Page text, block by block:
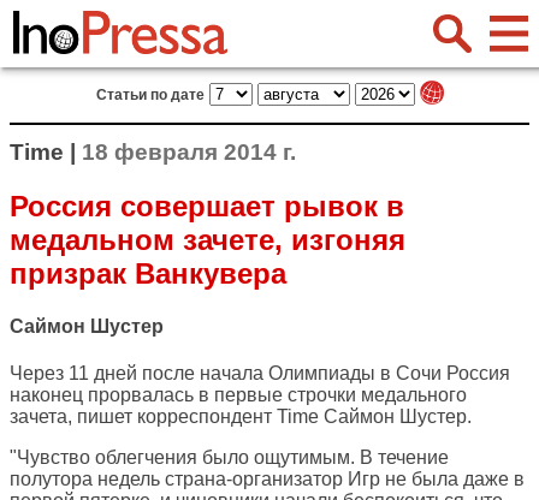
Статьи по дате
Time | 18 февраля 2014 г.
Россия совершает рывок в
медальном зачете, изгоняя
призрак Ванкувера
Саймон Шустер
Через 11 дней после начала Олимпиады в Сочи Россия
наконец прорвалась в первые строчки медального
зачета, пишет корреспондент Time Саймон Шустер.
"Чувство облегчения было ощутимым. В течение
полутора недель страна-организатор Игр не была даже в